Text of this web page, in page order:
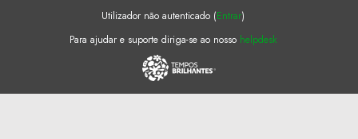
Utilizador não autenticado (Entrar)
Para ajudar e suporte diriga-se ao nosso helpdesk